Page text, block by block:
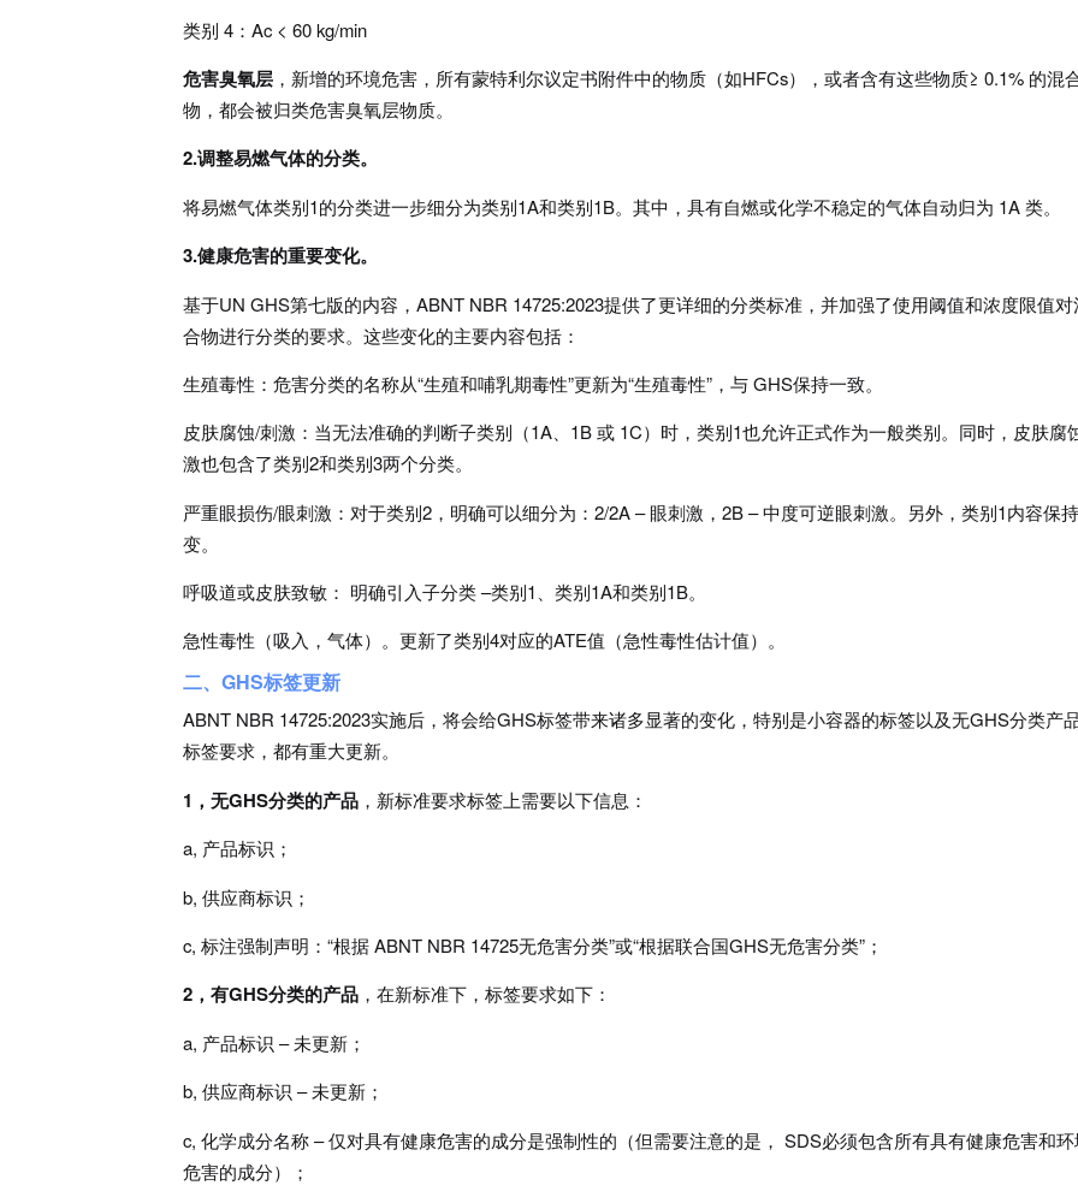
类别 4：Ac < 60 kg/min
危害臭氧层 ，新增的环境危害，所有蒙特利尔议定书附件中的物质（如HFCs），或者含有这些物质≥ 0.1% 的混
物，都会被归类危害臭氧层物质。
2.调整易燃气体的分类。
将易燃气体类别1的分类进一步细分为类别1A和类别1B。其中，具有自燃或化学不稳定的气体自动归为 1A 类。
3.健康危害的重要变化。
基于UN GHS第七版的内容，ABNT NBR 14725:2023提供了更详细的分类标准，并加强了使用阈值和浓度限值对
合物进行分类的要求。这些变化的主要内容包括：
生殖毒性：危害分类的名称从“生殖和哺乳期毒性”更新为“生殖毒性”，与 GHS保持一致。
皮肤腐蚀/刺激：当无法准确的判断子类别（1A、1B 或 1C）时，类别1也允许正式作为一般类别。同时，皮肤腐
激也包含了类别2和类别3两个分类。
严重眼损伤/眼刺激：对于类别2，明确可以细分为：2/2A – 眼刺激，2B – 中度可逆眼刺激。另外，类别1内容保
变。
呼吸道或皮肤致敏： 明确引入子分类 –类别1、类别1A和类别1B。
急性毒性（吸入，气体）。更新了类别4对应的ATE值（急性毒性估计值）。
二、GHS标签更新
ABNT NBR 14725:2023实施后，将会给GHS标签带来诸多显著的变化，特别是小容器的标签以及无GHS分类产
标签要求，都有重大更新。
1，无GHS分类的产品 ，新标准要求标签上需要以下信息：
a, 产品标识；
b, 供应商标识；
c, 标注强制声明：“根据 ABNT NBR 14725无危害分类”或“根据联合国GHS无危害分类”；
2，有GHS分类的产品 ，在新标准下，标签要求如下：
a, 产品标识 – 未更新；
b, 供应商标识 – 未更新；
c, 化学成分名称 – 仅对具有健康危害的成分是强制性的（但需要注意的是， SDS必须包含所有具有健康危害和
危害的成分）；